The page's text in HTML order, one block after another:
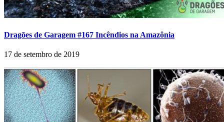
Dragões de Garagem #167 Incêndios na Amazônia
17 de setembro de 2019